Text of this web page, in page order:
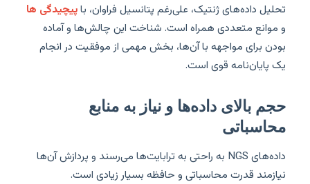
تحلیل داده‌های ژنتیک، علی‌رغم پتانسیل فراوان، باپیچیدگی ها
و موانع متعددی همراه است. شناخت این چالش‌ها و آماده
بودن برای مواجهه با آن‌ها، بخش مهمی از موفقیت در انجام
یک پایان‌نامه قوی است.
حجم بالای داده‌ها و نیاز به منابع
محاسباتی
داده‌های NGS به راحتی به ترابایت‌ها می‌رسند و پردازش آن‌ها
نیازمند قدرت محاسباتی و حافظه بسیار زیادی است.